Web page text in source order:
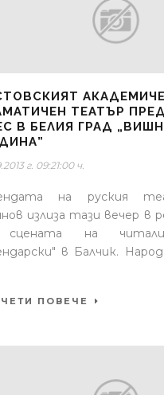
ТЕАТЪР
В БЕЛИЯ ГРАД
г. 09:21:00 ч.
на руския
излиза тази вечер в
на
в Балчик.
ПОВЕЧЕ